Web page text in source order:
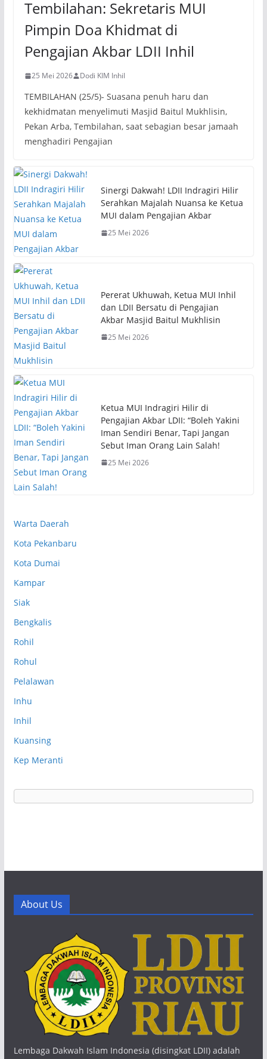
Tembilahan: Sekretaris MUI
Pimpin Doa Khidmat di
Pengajian Akbar LDII Inhil
25 Mei 2026 Dodi KIM Inhil
TEMBILAHAN (25/5)- Suasana penuh haru dan
kekhidmatan menyelimuti Masjid Baitul Mukhlisin,
Pekan Arba, Tembilahan, saat sebagian besar jamaah
menghadiri Pengajian
Sinergi Dakwah! LDII Indragiri Hilir
Serahkan Majalah Nuansa ke Ketua
MUI dalam Pengajian Akbar
25 Mei 2026
Pererat Ukhuwah, Ketua MUI Inhil
dan LDII Bersatu di Pengajian
Akbar Masjid Baitul Mukhlisin
25 Mei 2026
Ketua MUI Indragiri Hilir di
Pengajian Akbar LDII: “Boleh Yakini
Iman Sendiri Benar, Tapi Jangan
Sebut Iman Orang Lain Salah!
25 Mei 2026
Warta Daerah
Kota Pekanbaru
Kota Dumai
Kampar
Siak
Bengkalis
Rohil
Rohul
Pelalawan
Inhu
Inhil
Kuansing
Kep Meranti
About Us
Lembaga Dakwah Islam Indonesia (disingkat LDII) adalah